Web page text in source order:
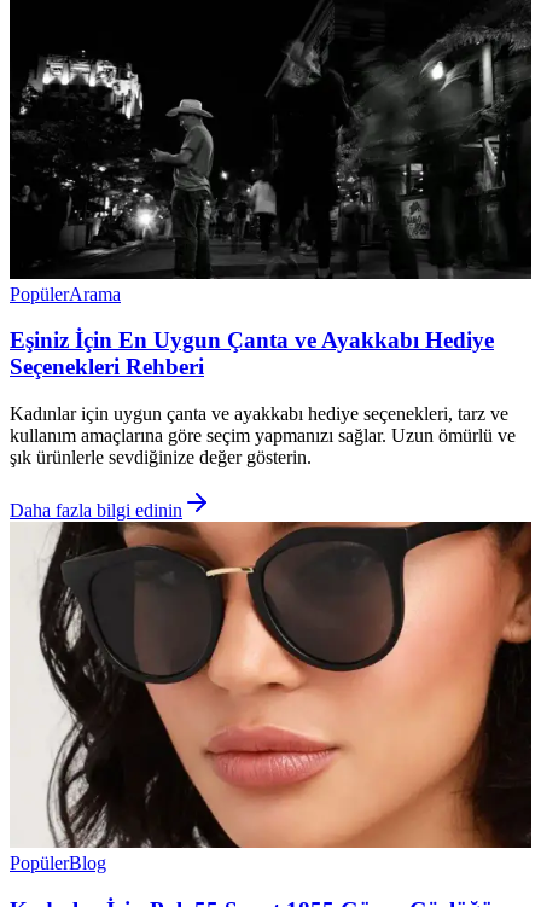
PopülerArama
Eşiniz İçin En Uygun Çanta ve Ayakkabı Hediye
Seçenekleri Rehberi
Kadınlar için uygun çanta ve ayakkabı hediye seçenekleri, tarz ve
kullanım amaçlarına göre seçim yapmanızı sağlar. Uzun ömürlü ve
şık ürünlerle sevdiğinize değer gösterin.
Daha fazla bilgi edinin
PopülerBlog